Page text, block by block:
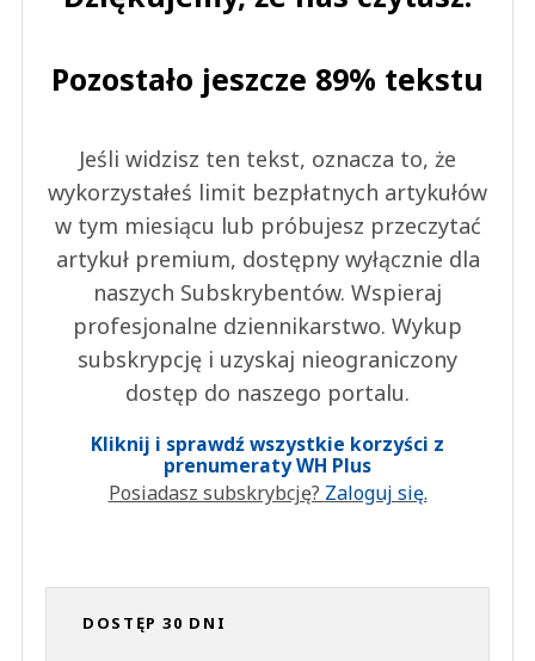
Pozostało jeszcze 89% tekstu
Jeśli widzisz ten tekst, oznacza to, że
wykorzystałeś limit bezpłatnych artykułów
w tym miesiącu lub próbujesz przeczytać
artykuł premium, dostępny wyłącznie dla
naszych Subskrybentów. Wspieraj
profesjonalne dziennikarstwo. Wykup
subskrypcję i uzyskaj nieograniczony
dostęp do naszego portalu.
Kliknij i sprawdź wszystkie korzyści z
prenumeraty WH Plus
Posiadasz subskrybcję? Zaloguj się.
DOSTĘP 30 DNI